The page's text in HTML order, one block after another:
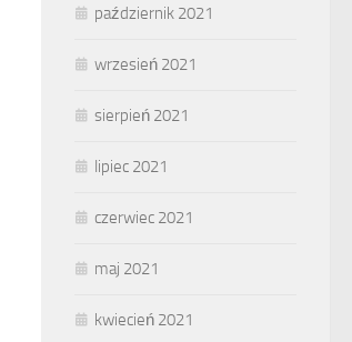
październik 2021
wrzesień 2021
sierpień 2021
lipiec 2021
czerwiec 2021
maj 2021
kwiecień 2021